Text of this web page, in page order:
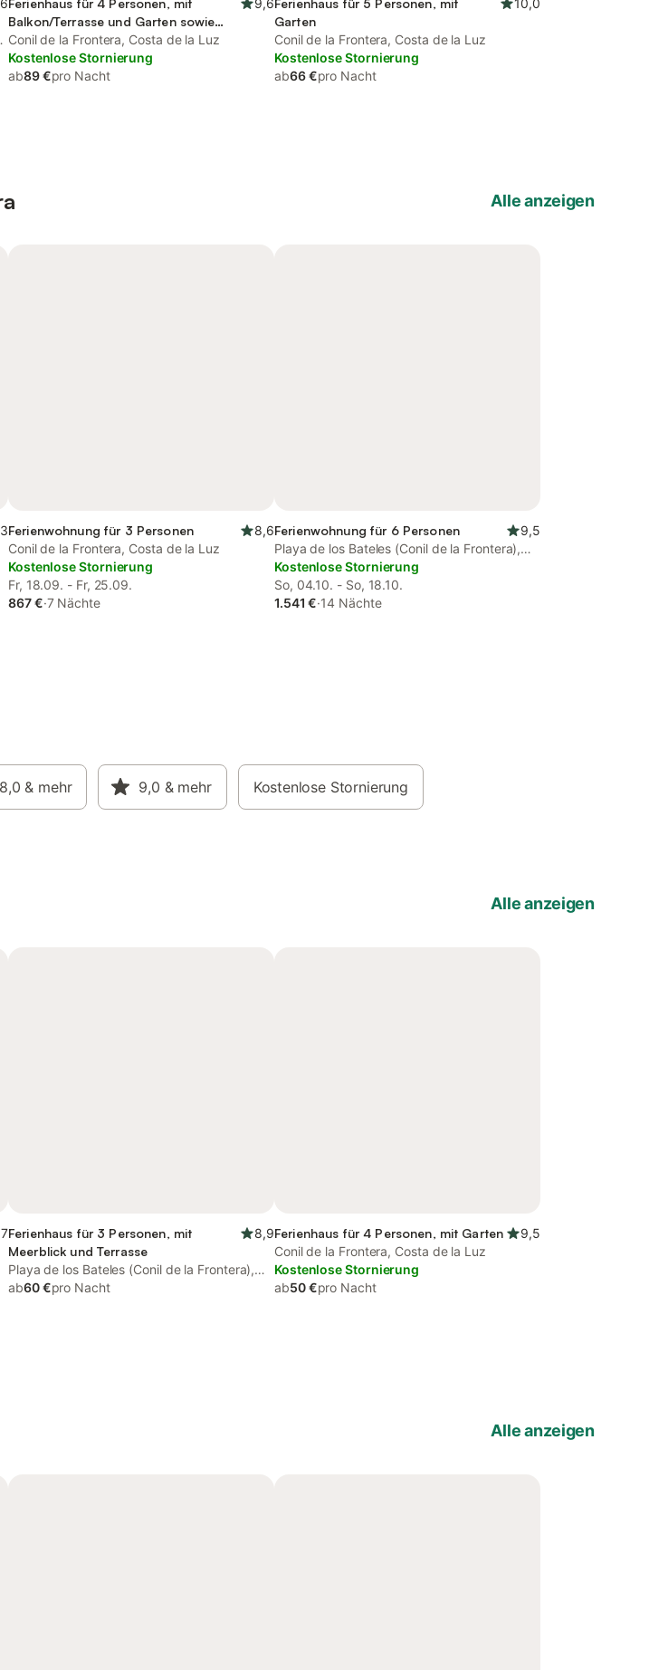
Ferienhaus für 4 Personen, mit
Balkon/Terrasse und Garten sowie
Pool
9,6
Conil de la Frontera, Costa de la Luz
Kostenlose Stornierung
ab89 €pro Nacht
Ferienhaus für 5 Personen, mit
Garten
10,0
Conil de la Frontera, Costa de la Luz
Kostenlose Stornierung
ab66 €pro Nacht
Alle anzeigen
Ferienwohnung für 3 Personen
8,6
Conil de la Frontera, Costa de la Luz
Kostenlose Stornierung
Fr, 18.09. - Fr, 25.09.
867 €·7 Nächte
Ferienwohnung für 6 Personen
9,5
Playa de los Bateles (Conil de la Frontera),
Conil de la Frontera
Kostenlose Stornierung
So, 04.10. - So, 18.10.
1.541 €·14 Nächte
8,0 & mehr 9,0 & mehr Kostenlose Stornierung
Alle anzeigen
Ferienhaus für 3 Personen, mit
Meerblick und Terrasse
8,9
Playa de los Bateles (Conil de la Frontera),
Conil de la Frontera
ab60 €pro Nacht
Ferienhaus für 4 Personen, mit Garten
9,5
Conil de la Frontera, Costa de la Luz
Kostenlose Stornierung
ab50 €pro Nacht
Alle anzeigen